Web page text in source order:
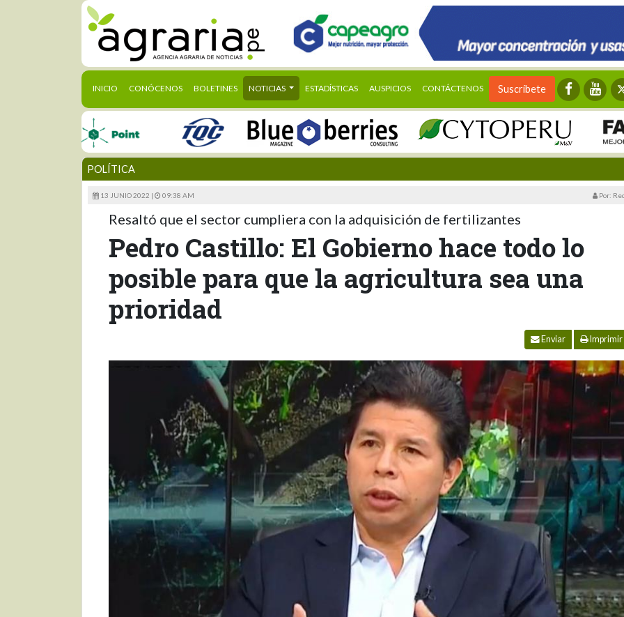
INICIO (CURRENT)
CONÓCENOS BOLETINES NOTICIAS ESTADÍSTICAS AUSPICIOS CONTÁCTENOS Suscríbete
POLÍTICA
13 JUNIO 2022 | 09:38 AM Por:
Resaltó que el sector cumpliera con la adquisición de fertilizantes
Pedro Castillo: El Gobierno hace todo lo
posible para que la agricultura sea una
prioridad
Enviar Imprimir